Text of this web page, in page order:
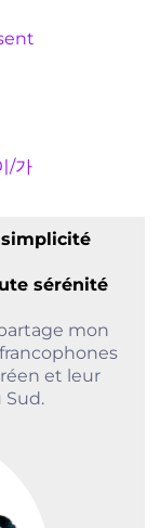
/가
sérénité
mon
et leur